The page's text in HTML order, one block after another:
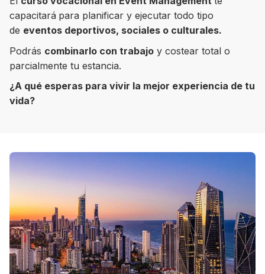
8 ciudades para tomar cursos de inglés
intensivo
capacitará para planificar y ejecutar todo tipo
de eventos deportivos, sociales o culturales.
Podrás combinarlo con trabajo y costear total o
parcialmente tu estancia.
¿A qué esperas para vivir la mejor experiencia de tu
vida?